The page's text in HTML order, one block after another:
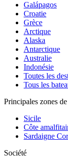
Galápagos
Croatie
Grèce
Arctique
Alaska
Antarctique
Australie
Indonésie
Toutes les
Tous les
Principales zones
Sicile
Côte
Sardaigne
Société